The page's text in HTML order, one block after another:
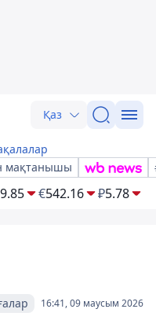
Қаз
мақтанышы
€542.16 ₽5.78
16:41, 09 маусым 2026